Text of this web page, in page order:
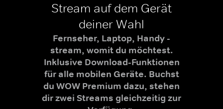
Stream auf dem Gerät
deiner Wahl
Fernseher, Laptop, Handy -
stream, womit du möchtest.
Inklusive Download-Funktionen
für alle mobilen Geräte. Buchst
du WOW Premium dazu, stehen
dir zwei Streams gleichzeitig zur